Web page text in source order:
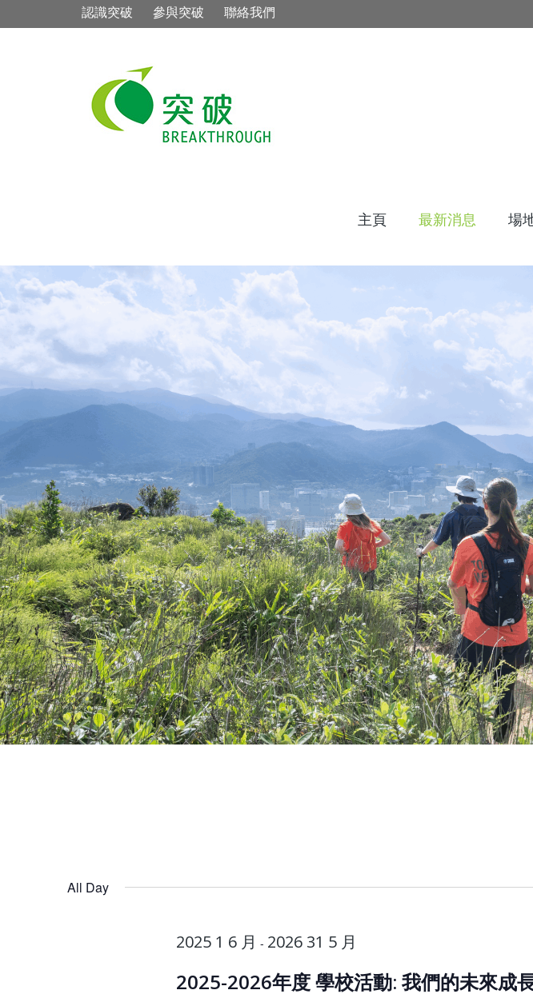
認識突破 參與突破 聯絡我們
主頁 最新消息 場
All Day
2025 1 6 月 - 2026 31 5 月
2025-2026年度 學校活動: 我們的未來成